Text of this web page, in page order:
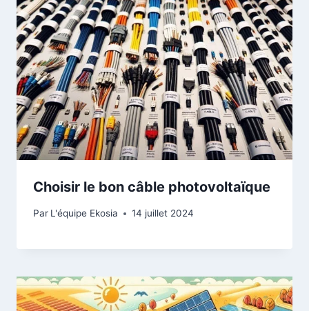
Choisir le bon câble photovoltaïque
Par L'équipe Ekosia 14 juillet 2024